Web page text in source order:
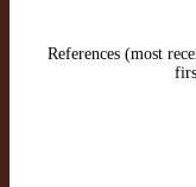
References (most